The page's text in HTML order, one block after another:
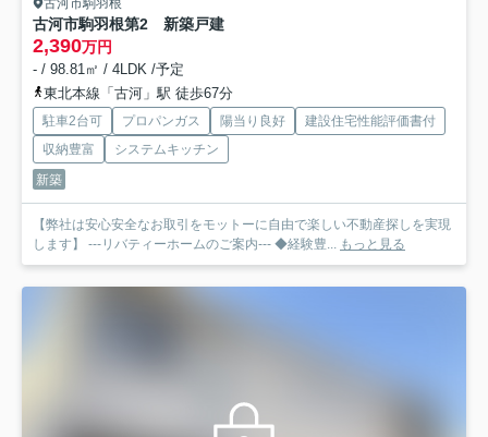
古河市駒羽根第2 新築戸建
2,390万円
- / 98.81㎡ / 4LDK /予定
東北本線「古河」駅 徒歩67分
駐車2台可 プロパンガス 陽当り良好
建設住宅性能評価書付
収納豊富
システムキッチン
新築
【弊社は安心安全なお取引をモットーに自由で楽しい不動産探しを実現
します】 ---リバティーホームのご案内--- ◆経験豊...
もっと見る